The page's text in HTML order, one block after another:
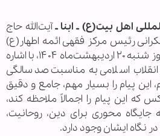
اهل بیت(ع) ـ ابنا ـآیت‌الله حاج
رئیس مرکز فقهی ائمه اطهار(ع)
در جلسه درس خارج فقه روز شنبه ۲۰ اردیبهشت‌ماه ۱۴۰۴، با اشاره
اسلامی به مناسبت صدسالگی
پیام را بسیار مهم، جامع و دقیق
این پیام را اجمالاً ملاحظه کند،
محوری برای دین، روحانیت،
نگاه ایشان وجود دارد.